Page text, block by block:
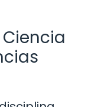
Ciencia